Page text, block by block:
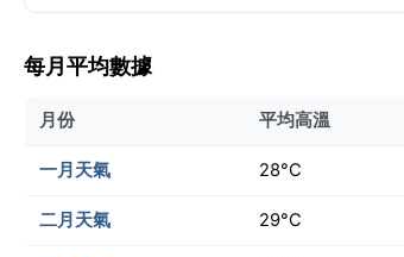
每月平均數據
月份 平均高溫
一月天氣 28°C
二月天氣 29°C